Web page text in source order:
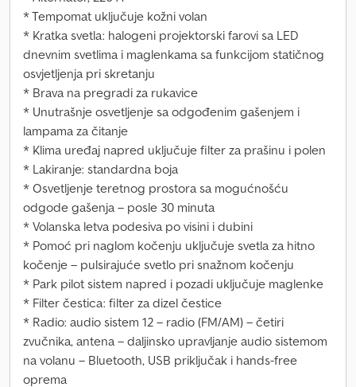
* Tempomat uključuje kožni volan
* Kratka svetla: halogeni projektorski farovi sa LED
dnevnim svetlima i maglenkama sa funkcijom statičnog
osvjetljenja pri skretanju
* Brava na pregradi za rukavice
* Unutrašnje osvetljenje sa odgođenim gašenjem i
lampama za čitanje
* Klima uređaj napred uključuje filter za prašinu i polen
* Lakiranje: standardna boja
* Osvetljenje teretnog prostora sa mogućnošću
odgode gašenja – posle 30 minuta
* Volanska letva podesiva po visini i dubini
* Pomoć pri naglom kočenju uključuje svetla za hitno
kočenje – pulsirajuće svetlo pri snažnom kočenju
* Park pilot sistem napred i pozadi uključuje maglenke
* Filter čestica: filter za dizel čestice
* Radio: audio sistem 12 – radio (FM/AM) – četiri
zvučnika, antena – daljinsko upravljanje audio sistemom
na volanu – Bluetooth, USB priključak i hands-free
oprema